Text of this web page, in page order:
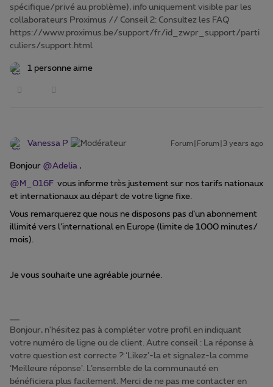
spécifique/privé au problème), info uniquement visible par les
collaborateurs Proximus // Conseil 2: Consultez les FAQ
https://www.proximus.be/support/fr/id_zwpr_support/parti
culiers/support.html
1 personne aime
Vanessa P Forum|Forum|3 years ago
Bonjour @Adelia ,
@M_016F vous informe très justement sur nos tarifs nationaux
et internationaux au départ de votre ligne fixe.
Vous remarquerez que nous ne disposons pas d’un abonnement
illimité vers l’international en Europe (limite de 1000 minutes/
mois).
Je vous souhaite une agréable journée.
Bonjour, n'hésitez pas à compléter votre profil en indiquant
votre numéro de ligne ou de client. Autre conseil : La réponse à
votre question est correcte ? ‘Likez’-la et signalez-la comme
‘Meilleure réponse’. L’ensemble de la communauté en
bénéficiera plus facilement. Merci de ne pas me contacter en